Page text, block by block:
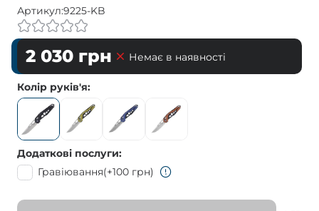
Артикул:9225-KB
2 030 грн Немає в наявності
Колір руків'я
Додаткові послуги
Гравіювання(+100 грн)